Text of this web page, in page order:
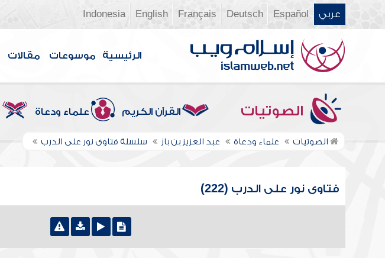
عربي Español
Deutsch
Français
English
Indonesia
الرئيسية موسوعات مقالات
الصوتيات القرآن الكريم علماء ودعاة
الصوتيات علماء ودعاة عبد العزيز بن باز سلسلة فتاوى نور على الدرب
فتاوى نور على الدرب (222)